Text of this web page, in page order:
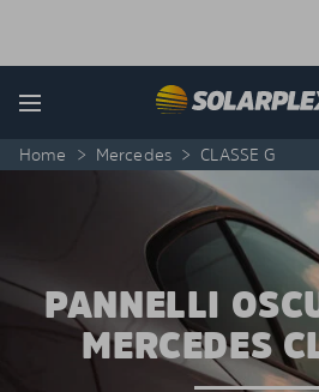
Menu
Home > Mercedes > CLASSE G
PANNELLI
MERCEDES